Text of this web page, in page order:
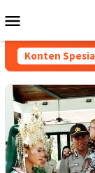
ke
Mobile
Konten
SD Kuala Maras